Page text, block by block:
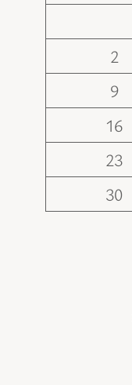
2
9
16
23
30